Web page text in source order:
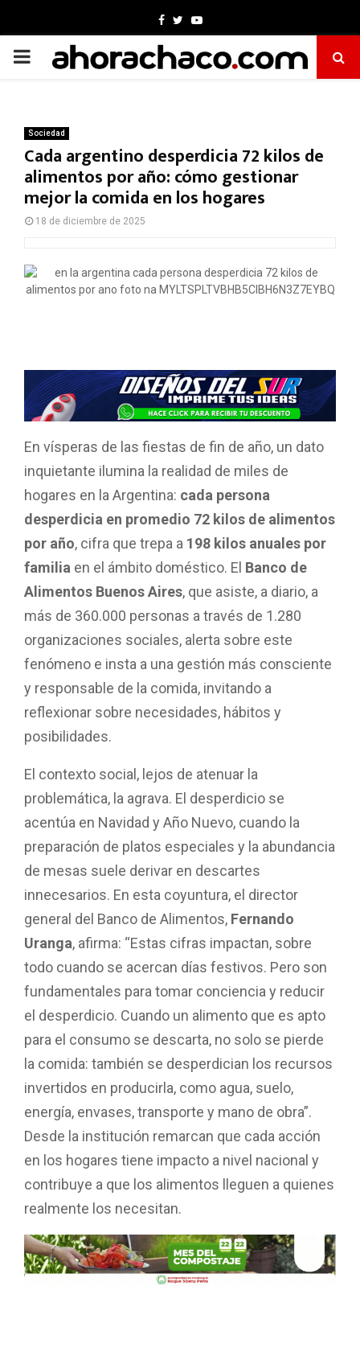
Facebook
TwitterYoutube
PRIMARY
Sociedad
Cada argentino desperdicia 72 kilos de
alimentos por año: cómo gestionar
mejor la comida en los hogares
18 de diciembre de 2025
En vísperas de las fiestas de fin de año, un dato
inquietante ilumina la realidad de miles de
hogares en la Argentina: cada persona
desperdicia en promedio 72 kilos de alimentos
por año, cifra que trepa a 198 kilos anuales por
familia en el ámbito doméstico. El Banco de
Alimentos Buenos Aires, que asiste, a diario, a
más de 360.000 personas a través de 1.280
organizaciones sociales, alerta sobre este
fenómeno e insta a una gestión más consciente
y responsable de la comida, invitando a
reflexionar sobre necesidades, hábitos y
posibilidades.
El contexto social, lejos de atenuar la
problemática, la agrava. El desperdicio se
acentúa en Navidad y Año Nuevo, cuando la
preparación de platos especiales y la abundancia
de mesas suele derivar en descartes
innecesarios. En esta coyuntura, el director
general del Banco de Alimentos, Fernando
Uranga, afirma: “Estas cifras impactan, sobre
todo cuando se acercan días festivos. Pero son
fundamentales para tomar conciencia y reducir
el desperdicio. Cuando un alimento que es apto
para el consumo se descarta, no solo se pierde
la comida: también se desperdician los recursos
invertidos en producirla, como agua, suelo,
energía, envases, transporte y mano de obra”.
Desde la institución remarcan que cada acción
en los hogares tiene impacto a nivel nacional y
contribuye a que los alimentos lleguen a quienes
realmente los necesitan.